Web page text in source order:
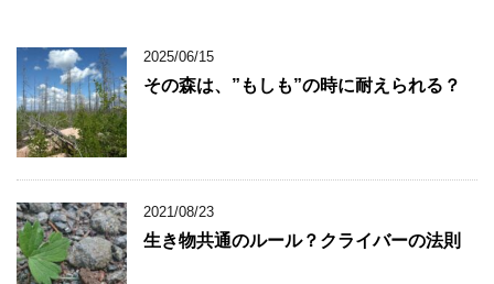
2025/06/15
その森は、”もしも”の時に耐えられる？
2021/08/23
生き物共通のルール？クライバーの法則